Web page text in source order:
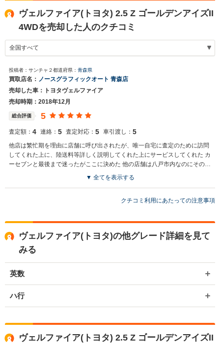
ヴェルファイア(トヨタ) 2.5 Z ゴールデンアイズII
4WDを売却した人のクチコミ
投稿者：サンチャ２都道府県： 青森県
買取店名： ノースグラフィックオート 青森店
売却した車：トヨタヴェルファイア
売却時期：2018年12月
総合評価 5
査定額： 4 連絡： 5 査定対応： 5 車引渡し： 5
他店は繁忙期を理由に店舗に呼び出されたが、唯一自宅に査定のために訪問
してくれた上に、陸送料等詳しく説明してくれた上にサービスしてくれた カ
ーセブンと最後まで迷ったがここに決めた 他の店舗は八戸市内なのにその場
▼ 全てを表示する
クチコミ利用にあたっての注意事項
ヴェルファイア(トヨタ)の他グレード詳細を見て
みる
英数
ハ行
ヴェルファイア(トヨタ) 2.5 Z ゴールデンアイズII